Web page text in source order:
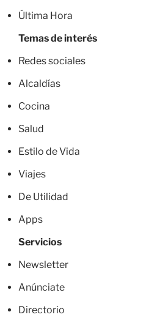
Última Hora
Temas de interés
Redes sociales
Alcaldías
Cocina
Salud
Estilo de Vida
Viajes
De Utilidad
Apps
Servicios
Newsletter
Anúnciate
Directorio